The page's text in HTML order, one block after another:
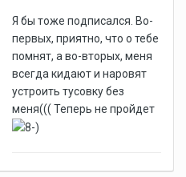
Я бы тоже подписался. Во-
первых, приятно, что о тебе
помнят, а во-вторых, меня
всегда кидают и наровят
устроить тусовку без
меня((( Теперь не пройдет